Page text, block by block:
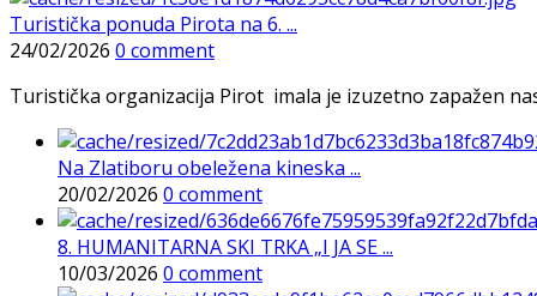
Turistička ponuda Pirota na 6. ...
24/02/2026 0 comment
Turistička organizacija Pirot imala je izuzetno zapažen
Na Zlatiboru obeležena kineska ...
20/02/2026 0 comment
8. HUMANITARNA SKI TRKA „I JA SE ...
10/03/2026 0 comment